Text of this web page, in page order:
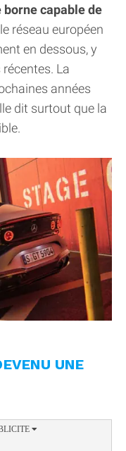
capable de
réseau européen
en dessous, y
La
années
dit surtout que la
UNE